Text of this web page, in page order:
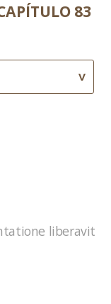
83
liberavit